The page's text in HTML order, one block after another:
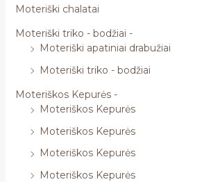
Moteriški chalatai
Moteriški triko - bodžiai -
Moteriški apatiniai drabužiai
Moteriški triko - bodžiai
Moteriškos Kepurės -
Moteriškos Kepurės
Moteriškos Kepurės
Moteriškos Kepurės
Moteriškos Kepurės